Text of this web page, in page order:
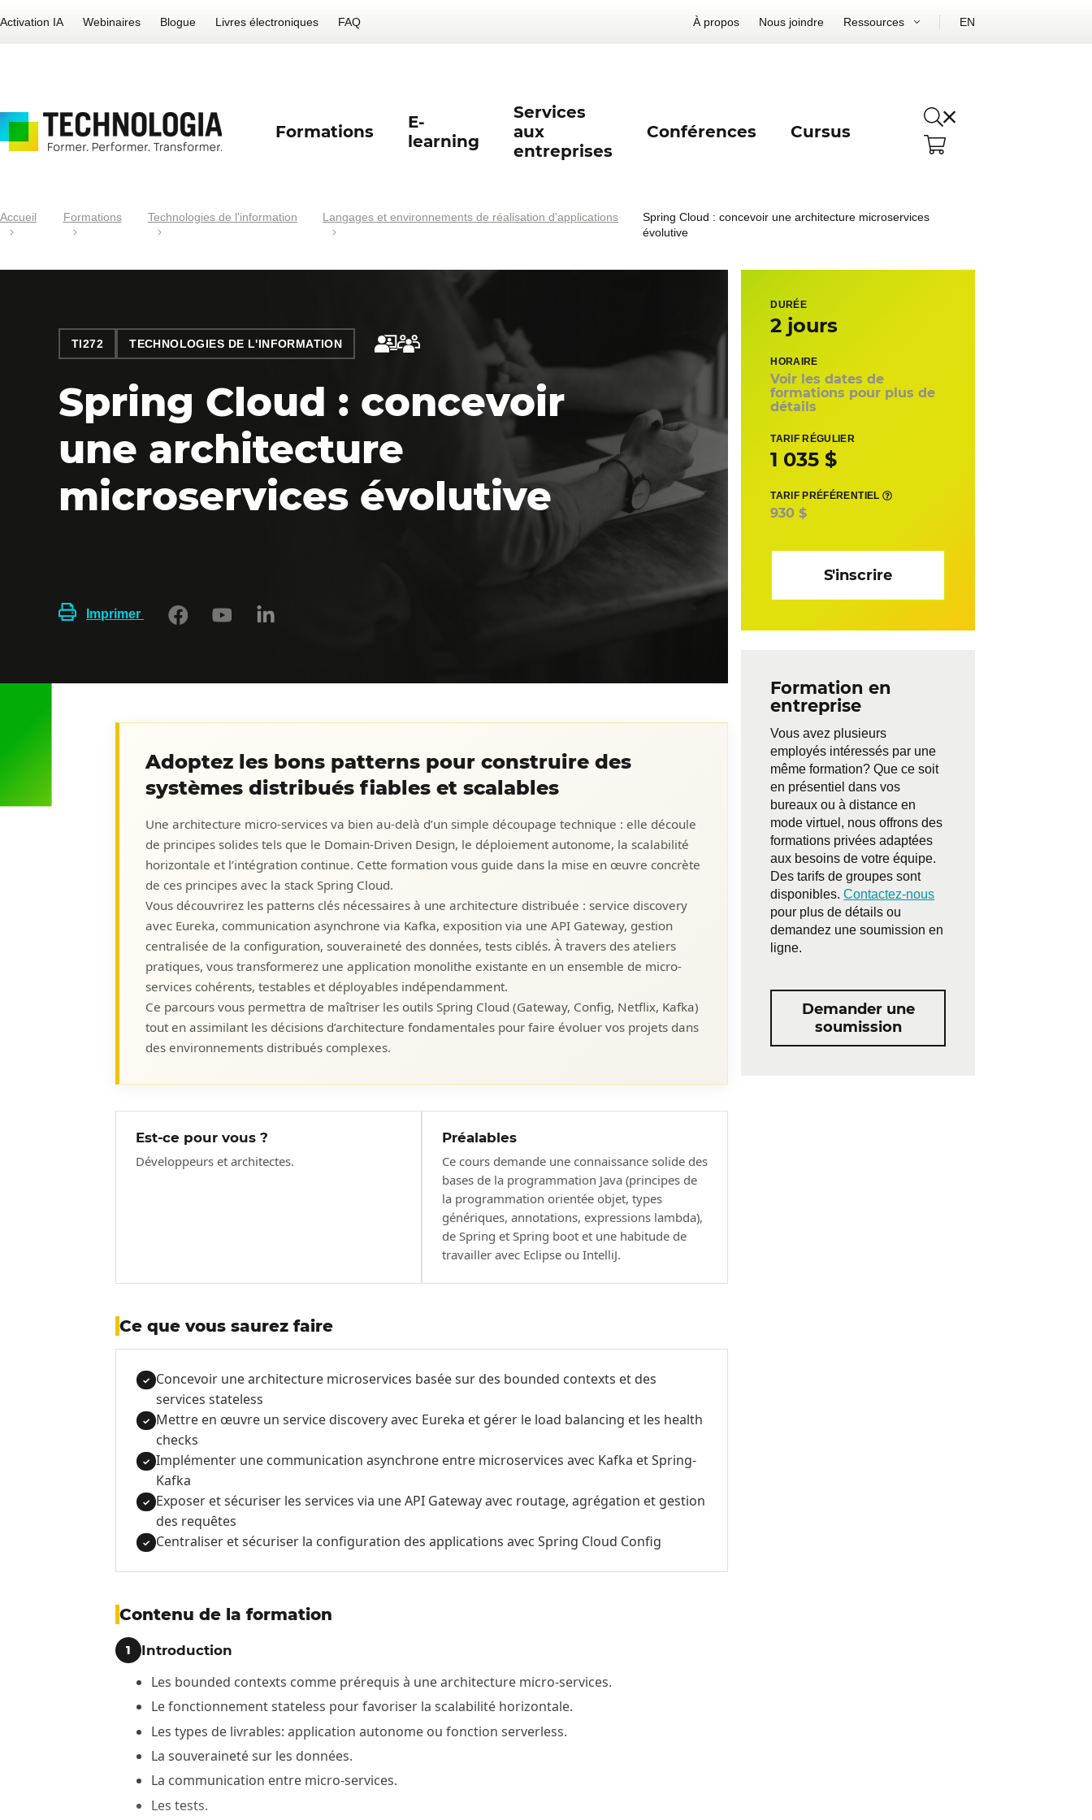
Activation IA Webinaires Blogue Livres électroniques FAQ À propos Nous joindre Ressources EN
Formations
E-
learning
Services
aux
entreprises
Conférences Cursus
Accueil Formations Technologies de l'information Langages et environnements de réalisation d'applications
Spring Cloud : concevoir une architecture microservices
évolutive
TI272 TECHNOLOGIES DE L'INFORMATION
Spring Cloud : concevoir
une architecture
microservices évolutive
Imprimer
Adoptez les bons patterns pour construire des
systèmes distribués fiables et scalables
Une architecture micro-services va bien au-delà d’un simple découpage technique : elle découle
de principes solides tels que le Domain-Driven Design, le déploiement autonome, la scalabilité
horizontale et l’intégration continue. Cette formation vous guide dans la mise en œuvre concrète
de ces principes avec la stack Spring Cloud.
Vous découvrirez les patterns clés nécessaires à une architecture distribuée : service discovery
avec Eureka, communication asynchrone via Kafka, exposition via une API Gateway, gestion
centralisée de la configuration, souveraineté des données, tests ciblés. À travers des ateliers
pratiques, vous transformerez une application monolithe existante en un ensemble de micro-
services cohérents, testables et déployables indépendamment.
Ce parcours vous permettra de maîtriser les outils Spring Cloud (Gateway, Config, Netflix, Kafka)
tout en assimilant les décisions d’architecture fondamentales pour faire évoluer vos projets dans
des environnements distribués complexes.
Est-ce pour vous ?
Développeurs et architectes.
Préalables
Ce cours demande une connaissance solide des
bases de la programmation Java (principes de
la programmation orientée objet, types
génériques, annotations, expressions lambda),
de Spring et Spring boot et une habitude de
travailler avec Eclipse ou IntelliJ.
Ce que vous saurez faire
✓ Concevoir une architecture microservices basée sur des bounded contexts et des
services stateless
✓ Mettre en œuvre un service discovery avec Eureka et gérer le load balancing et les health
checks
✓ Implémenter une communication asynchrone entre microservices avec Kafka et Spring-
Kafka
✓ Exposer et sécuriser les services via une API Gateway avec routage, agrégation et gestion
des requêtes
✓ Centraliser et sécuriser la configuration des applications avec Spring Cloud Config
Contenu de la formation
1 Introduction
Les bounded contexts comme prérequis à une architecture micro-services.
Le fonctionnement stateless pour favoriser la scalabilité horizontale.
Les types de livrables: application autonome ou fonction serverless.
La souveraineté sur les données.
La communication entre micro-services.
Les tests.
DURÉE
2 jours
HORAIRE
Voir les dates de
formations pour plus de
détails
TARIF RÉGULIER
1 035 $
TARIF PRÉFÉRENTIEL
930 $
S'inscrire
Formation en
entreprise
Vous avez plusieurs
employés intéressés par une
même formation? Que ce soit
en présentiel dans vos
bureaux ou à distance en
mode virtuel, nous offrons des
formations privées adaptées
aux besoins de votre équipe.
Des tarifs de groupes sont
disponibles.Contactez-nous
pour plus de détails ou
demandez une soumission en
ligne.
Demander une
soumission